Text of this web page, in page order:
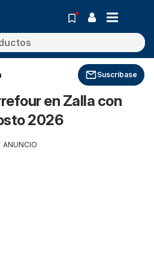
Suscríbase
en Zalla con
2026
ANUNCIO